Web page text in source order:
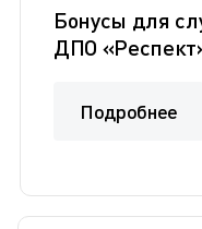
Бонусы для
ДПО
Подробнее